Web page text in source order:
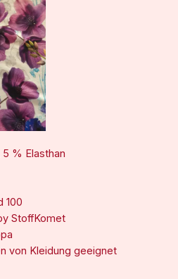
% Elasthan
100
StoffKomet
von Kleidung geeignet